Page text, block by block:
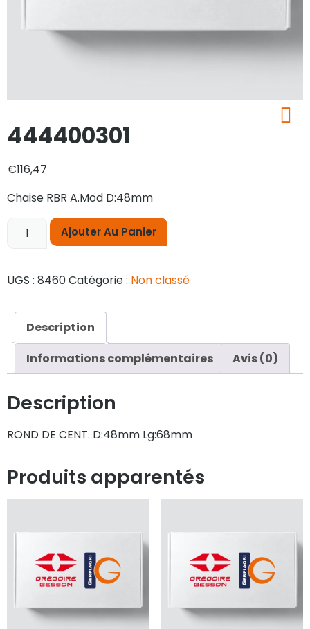
444400301
€116,47
Chaise RBR A.Mod D:48mm
Ajouter Au Panier
UGS : 8460Catégorie : Non classé
Description
Informations complémentaires
Avis (0)
Description
ROND DE CENT. D:48mm Lg:68mm
Produits apparentés